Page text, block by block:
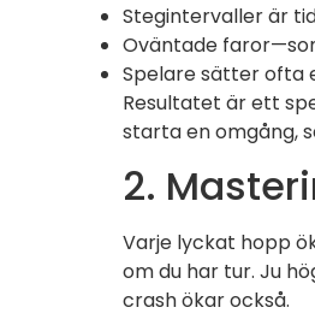
Stegintervaller är
Oväntade
Spelare sätter ofta
Resultatet är ett
starta en omgång,
2.
Varje lyckat hopp
om du har tur. Ju
crash ökar också.